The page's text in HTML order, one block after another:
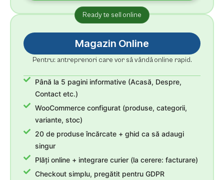
Magazin Online
Pentru: antreprenori care vor să vândă online rapid.
Până la 5 pagini informative (Acasă, Despre,
Contact etc.)
WooCommerce configurat (produse, categorii,
variante, stoc)
20 de produse încărcate + ghid ca să adaugi
singur
Plăți online + integrare curier (la cerere: facturare)
Checkout simplu, pregătit pentru GDPR
Ready te sell online